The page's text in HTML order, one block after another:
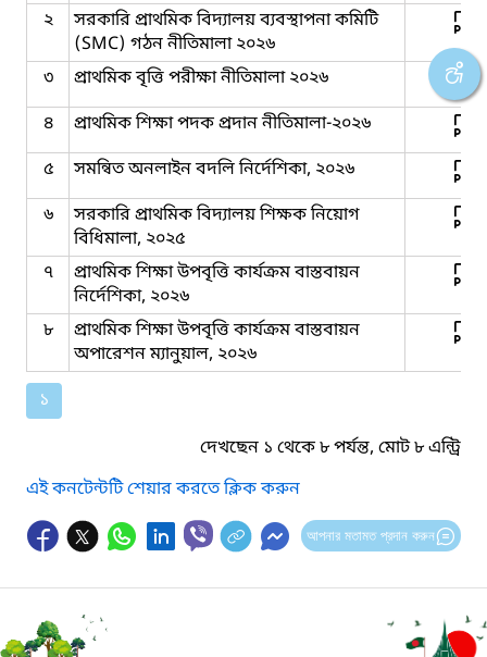
২
সরকারি প্রাথমিক বিদ্যালয় ব্যবস্থাপনা কমিটি
(SMC) গঠন নীতিমালা ২০২৬
৩
প্রাথমিক বৃত্তি পরীক্ষা নীতিমালা ২০২৬
৪
প্রাথমিক শিক্ষা পদক প্রদান নীতিমালা-২০২৬
৫
সমন্বিত অনলাইন বদলি নির্দেশিকা, ২০২৬
৬
সরকারি প্রাথমিক বিদ্যালয় শিক্ষক নিয়োগ
বিধিমালা, ২০২৫
৭
প্রাথমিক শিক্ষা উপবৃত্তি কার্যক্রম বাস্তবায়ন
নির্দেশিকা, ২০২৬
৮
প্রাথমিক শিক্ষা উপবৃত্তি কার্যক্রম বাস্তবায়ন
অপারেশন ম্যানুয়াল, ২০২৬
১
দেখছেন ১ থেকে ৮ পর্যন্ত, মোট ৮ এন্ট্রি
এই কনটেন্টটি শেয়ার করতে ক্লিক করুন
আপনার মতামত প্রদান করুন